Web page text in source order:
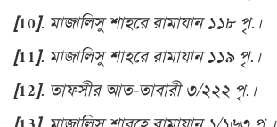
[10]. মাজালিসু শাহরে রামাযান ১১৮ পৃ.।
[11]. মাজালিসু শাহরে রামাযান ১১৯ পৃ.।
[12]. তাফসীর আত-তাবারী ৩/২২২ পৃ.।